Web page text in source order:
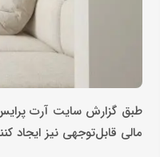
مالی قابل‌توجهی نیز ایجاد